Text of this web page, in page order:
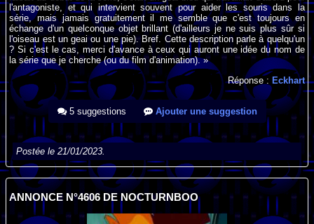
l'antagoniste, et qui intervient souvent pour aider les souris dans la
série, mais jamais gratuitement il me semble que c'est toujours en
échange d'un quelconque objet brillant (d'ailleurs je ne suis plus sûr si
l'oiseau est un geai ou une pie). Bref. Cette description parle à quelqu'un
? Si c'est le cas, merci d'avance à ceux qui auront une idée du nom de
la série que je cherche (ou du film d'animation). »
Réponse : Eckhart
5 suggestions Ajouter une suggestion
Postée le 21/01/2023.
ANNONCE N°4606 DE NOCTURNBOO